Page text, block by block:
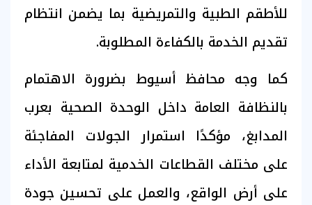
للأطقم الطبية والتمريضية بما يضمن انتظام
تقديم الخدمة بالكفاءة المطلوبة.
كما وجه محافظ أسيوط بضرورة الاهتمام
بالنظافة العامة داخل الوحدة الصحية بعرب
المدابغ، مؤكدًا استمرار الجولات المفاجئة
على مختلف القطاعات الخدمية لمتابعة الأداء
على أرض الواقع، والعمل على تحسين جودة